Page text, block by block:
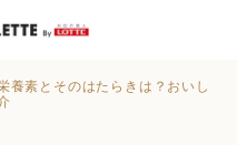
養素とそのはたらきは？おいし